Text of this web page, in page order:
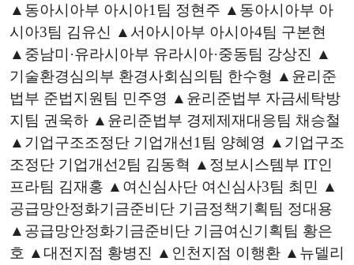
▲동아시아부 아시아1팀 정현주 ▲동아시아부 아
시아3팀 김유신 ▲서아시아부 아시아4팀 구본현
▲중남미·유라시아부 유라시아·중동팀 강상진 ▲
기술환경심의부 환경사회심의팀 한수형 ▲윤리준
법부 준법지원팀 민주영 ▲윤리준법부 자금세탁방
지팀 권욱하 ▲윤리준법부 경제제재대응팀 채승철
▲기업구조조정단 기업개선1팀 양혜영 ▲기업구조
조정단 기업개선2팀 김동혁 ▲정보시스템부 IT인
프라팀 김재홍 ▲여신심사단 여신심사3팀 최민 ▲
공급망안정화기금준비단 기금정책기획팀 정대용
▲공급망안정화기금준비단 기금여신기획팀 황은
호 ▲대전지점 황병진 ▲인천지점 이행환 ▲뉴델리